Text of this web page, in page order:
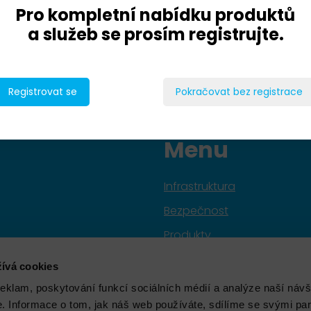
cookies
poskytování funkcí sociálních médií a analýze naší
Informace o tom, jak náš web používáte, sdílíme se svými
Menu
Infrastruktura
Bezpečnost
Produkty
Značky
Pro kompletní nabídku produktů
a služeb se prosím registrujte.
Registrovat se Pokračovat bez registrace